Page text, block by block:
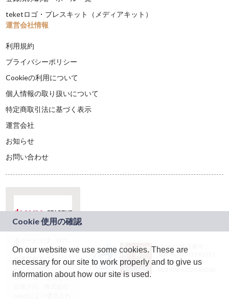
teketロゴ・プレスキット（メディアキット）
運営会社情報
利用規約
プライバシーポリシー
Cookieの利用について
個人情報の取り扱いについて
特定商取引法に基づく表示
運営会社
お知らせ
お問い合わせ
ドコモグループの新
規事業創出プログラ
ム「docomo
STARTUP」を通じて
JASRAC許諾番号：
9024936001Y45037
JASRAC許諾番号：
On our website we use some cookies. These are
necessary for our site to work properly and to give us
information about how our site is used.